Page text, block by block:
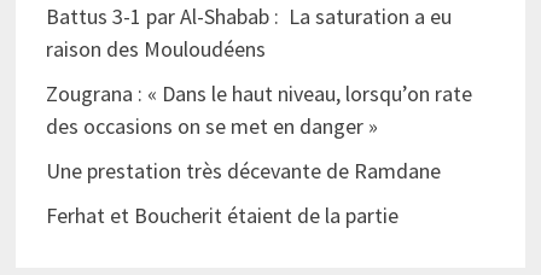
Battus 3-1 par Al-Shabab : La saturation a eu
raison des Mouloudéens
Zougrana : « Dans le haut niveau, lorsqu’on rate
des occasions on se met en danger »
Une prestation très décevante de Ramdane
Ferhat et Boucherit étaient de la partie